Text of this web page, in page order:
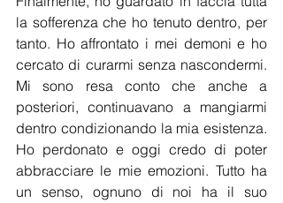
la sofferenza che ho tenuto dentro, per
tanto. Ho affrontato i mei demoni e ho
cercato di curarmi senza nascondermi.
Mi sono resa conto che anche a
posteriori, continuavano a mangiarmi
dentro condizionando la mia esistenza.
Ho perdonato e oggi credo di poter
abbracciare le mie emozioni. Tutto ha
un senso, ognuno di noi ha il suo